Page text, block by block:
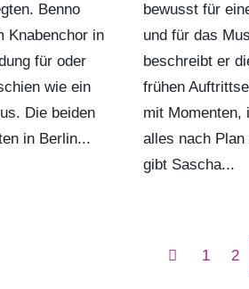
Benno
Knabenchor in
für oder
wie ein
Die beiden
in Berlin...
bewusst für
und für das
beschreibt er
frühen
mit Momenten,
alles nach
gibt Sascha...
1 2